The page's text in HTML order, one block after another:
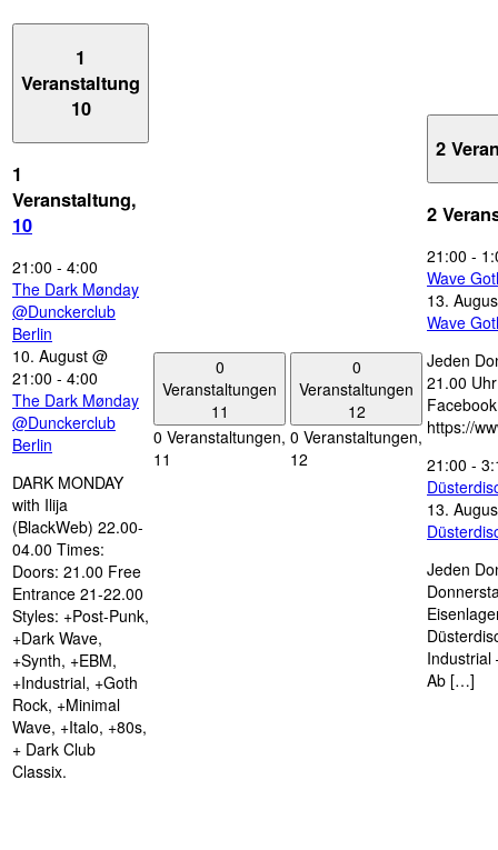
1
Veranstaltung
10
1
Veranstaltung,
10
21:00 - 4:00
The Dark Mønday
@Dunckerclub
Berlin
10. August @
21:00 - 4:00
The Dark Mønday
@Dunckerclub
Berlin
DARK MONDAY
with Ilija
(BlackWeb) 22.00-
04.00 Times:
Doors: 21.00 Free
Entrance 21-22.00
Styles: +Post-Punk,
+Dark Wave,
+Synth, +EBM,
+Industrial, +Goth
Rock, +Minimal
Wave, +Italo, +80s,
+ Dark Club
Classix.
0
Veranstaltungen
11
0 Veranstaltungen,
11
0
Veranstaltungen
12
0 Veranstaltungen,
12
2
2
21:00 -
Wave
13.
Wave
Jeden
21.00
https://
21:00 -
13.
Jeden
Industrial
Ab […]